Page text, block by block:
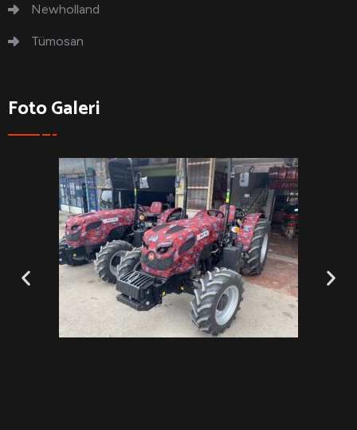
Newholland
Tümosan
Foto Galeri